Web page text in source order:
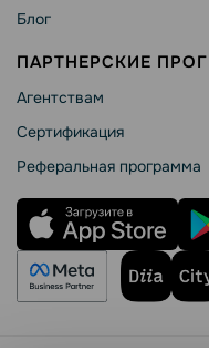
Блог
ПАРТНЕРСКИЕ
Агентствам
Сертификация
Реферальная программа